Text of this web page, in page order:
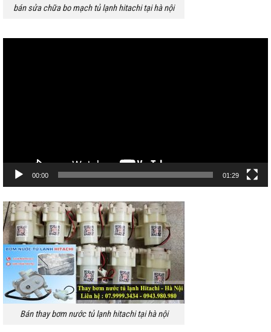
bán sửa chữa bo mạch tủ lạnh hitachi tại hà nội
00:00 01:29
Bán thay bơm nước tủ lạnh hitachi tại hà nội